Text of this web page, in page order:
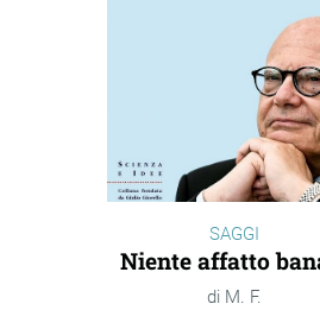
SAGGI
Niente affatto
M. F.